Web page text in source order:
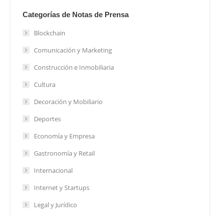
Categorías de Notas de Prensa
Blockchain
Comunicación y Marketing
Construcción e Inmobiliaria
Cultura
Decoración y Mobiliario
Deportes
Economía y Empresa
Gastronomía y Retail
Internacional
Internet y Startups
Legal y Jurídico